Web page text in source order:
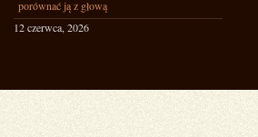
porównać ją z głową
12 czerwca, 2026